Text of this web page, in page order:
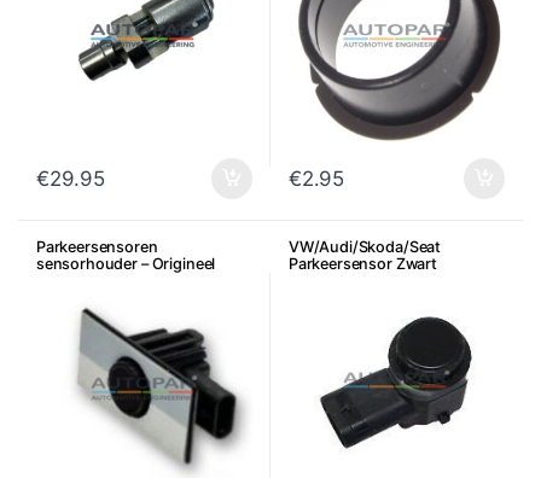
€29.95 €2.95
Parkeersensoren
sensorhouder – Origineel
VW/Audi/Skoda/Seat
Parkeersensor Zwart